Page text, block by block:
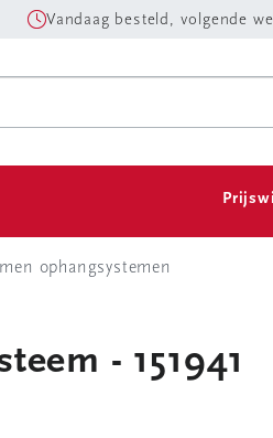
Vandaag besteld, volgende
ophangsystemen
- 151941